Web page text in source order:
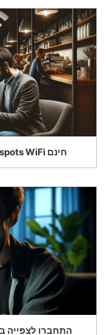
מדריך שלב אחרי שלב למציאת Hotspots WiFi חינם
התחברו לצפייה